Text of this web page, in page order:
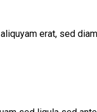
erat, sed